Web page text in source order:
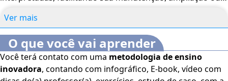
utilizados em linhas de controle e automação
industrial, bem como seus significados, a orientação dos
fluxos de controle e como utilizá-los no desenho técnico.
Também aprenderá como correlacioná-los para que a
instrumentação atenda a critérios de infraestrutura já
Ver mais
O que você vai aprender
Você terá contato com uma metodologia de ensino
inovadora, contando com infográfico, E-book, vídeo com